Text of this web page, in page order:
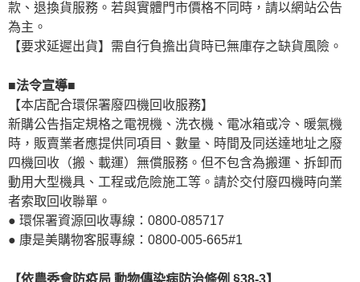
款、退換貨服務。若與實體門市價格不同時，請以網站公告
為主。
【要求延遲出貨】需自行負擔出貨時已無庫存之缺貨風險。
■法令宣導■
【本店配合環保署廢四機回收服務】
新購公告指定規格之電視機、洗衣機、電冰箱或冷、暖氣機
時，販賣業者應提供同項目、數量、時間及同送達地址之廢
四機回收（搬、載運）無償服務。但不包含為搬運、拆卸而
動用大型機具、工程或危險施工等。請於交付廢四機時向業
者索取回收聯單。
● 環保署資源回收專線：0800-085717
● 康是美購物客服專線：0800-005-665#1
【依農委會防疫局 動物傳染病防治條例 §38-3】